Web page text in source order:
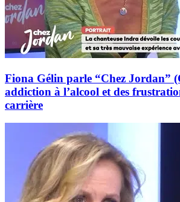
Fiona Gélin parle “Chez Jordan”
addiction à l’alcool et des
carrière